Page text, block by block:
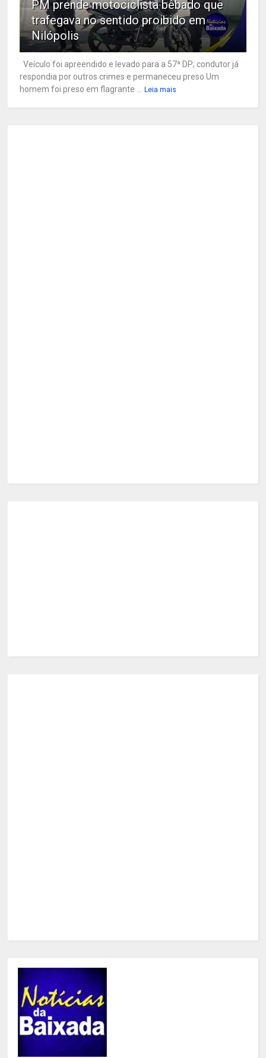
PM prende motociclista bêbado que
trafegava no sentido proibido em
Nilópolis
Veículo foi apreendido e levado para a 57ª DP; condutor já
respondia por outros crimes e permaneceu preso Um
homem foi preso em flagrante ...
Leia mais